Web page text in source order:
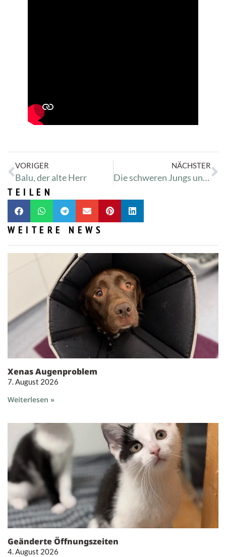
VORIGER
Balu, der alte Herr
NÄCHSTER
Die schweren Jungs und Mädels im Katzenbereich
TEILEN
WEITERE NEWS
Xenas Augenproblem
7. August 2026
Weiterlesen »
Geänderte Öffnungszeiten
4. August 2026